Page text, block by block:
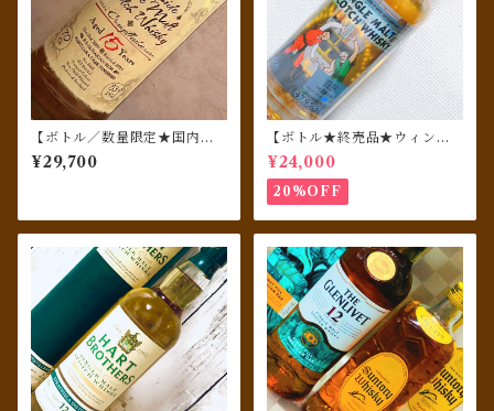
【ボトル／数量限定★国内流
通78本★ミズナラ樽仕上げ】
クライゲラヒ（Craigellachi
ド
¥29,700
【ボトル★終売品★ウィンテ
ージ★シングルカスク】グレ
ンロッシー [1992] 26年 バー
ボンホグスヘッド for SHIN
ANOYA （ブティックウィス
キー）500ml
¥24,000
20%OFF